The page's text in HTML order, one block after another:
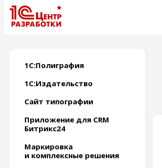
1С:Полиграфия
1С:Издательство
Сайт типографии
Приложение для CRM
Битрикс24
Маркировка
и комплексные решения